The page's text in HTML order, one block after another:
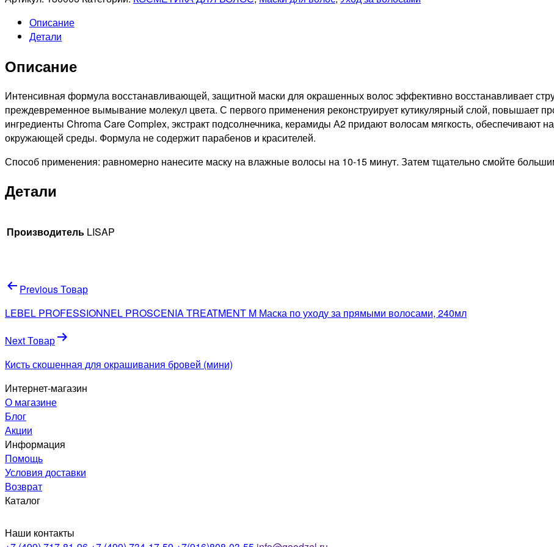
PROFESSIONNEL
TOP
REPAIR
CARE
Восстанавливающая
защитная
маска
окрашенных,
волос,
Описание
Детали
Описание
Интенсивная формула восстанавливающей, защитной маски для окрашенных волос эффективно восстанавливает
преждевременное вымывание молекул цвета. С первого применения реконструирует кутикулярный слой, повышает
ингредиенты Chroma Care Complex, экстракт подсолнечника, керамиды А2 придают волосам мягкость, обеспечивают
окружающей среды. Формула не содержит парабенов и красителей.
Способ применения: равномерно нанесите маску на влажные волосы на 10-15 минут. Затем тщательно смойте
Детали
Производитель LISAP
Навигация
по
записям
Previous Товар
LEBEL PROFESSIONNEL PROSCENIA TREATMENT M Маска по уходу за прямыми волосами, 240мл
Next Товар
Кисть скошенная для окрашивания бровей (мини)
Интернет-магазин
О магазине
Блог
Акции
Информация
Помощь
Условия доставки
Возврат
Каталог
Наши контакты